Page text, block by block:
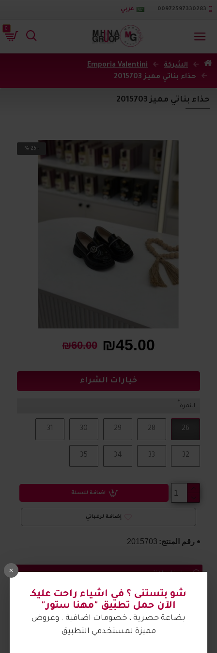
00972597330283 عربي
0
شو بتستنى ؟ في اشياء راحت عليكـ
الآن حمل تطبيق "مهنا ستور"
بضاعة حصرية ، خصومات اضافية . وعروض
مميزة لمستخدمي التطبيق
الشركة
Emporia Valentini
حذاء بناتي مميز 2015703
حذاء بناتي مميز 2015703
-25 %
رقم المنتج: 2015703
₪45.00
₪60.00
خيارات الشراء
النمرة
26
28
29
30
31
32
33
34
35
اضافة للسلة
إضافة لرغباتي
مواصفات المنتج
حذاء بناتي مريح وتفاصيل جميلة
الصورة من تصوير مهنا ستور